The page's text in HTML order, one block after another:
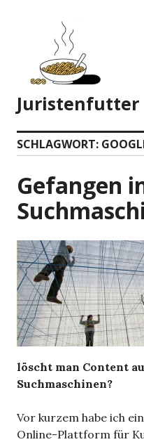
springen
Juristenfutter
SCHLAGWORT:
Gefangen
löscht man Content
Suchmaschinen?
Vor kurzem habe ich
Online-Plattform für